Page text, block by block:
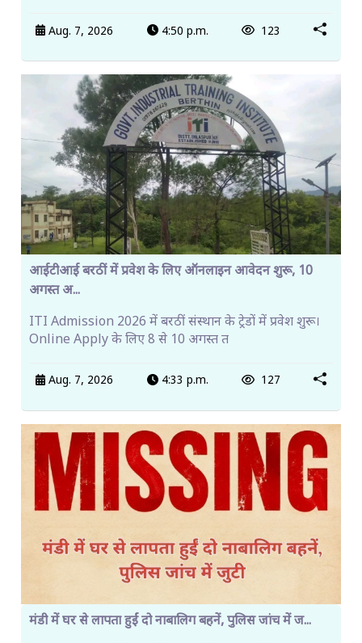
Aug. 7, 2026 4:50 p.m. 123
आईटीआई बरठीं में प्रवेश के लिए ऑनलाइन आवेदन शुरू, 10
अगस्त अ...
ITI Admission 2026 में बरठीं संस्थान के ट्रेडों में प्रवेश शुरू।
Online Apply के लिए 8 से 10 अगस्त त
Aug. 7, 2026 4:33 p.m. 127
मंडी में घर से लापता हुईं दो नाबालिग बहनें, पुलिस जांच में ज...